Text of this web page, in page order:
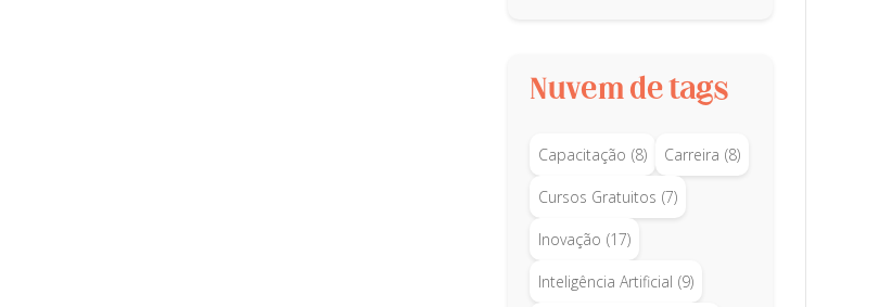
Nuvem de tags
Capacitação (8) Carreira (8)
Cursos Gratuitos (7)
Inovação (17)
Inteligência Artificial (9)